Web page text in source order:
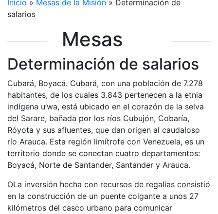
Inicio » Mesas de la Misión » Determinación de
salarios
Mesas
Determinación de salarios
Cubará, Boyacá. Cubará, con una población de 7.278
habitantes, de los cuales 3.843 pertenecen a la etnia
indígena u’wa, está ubicado en el corazón de la selva
del Sarare, bañada por los ríos Cubujón, Cobaría,
Róyota y sus afluentes, que dan origen al caudaloso
río Arauca. Esta región limítrofe con Venezuela, es un
territorio donde se conectan cuatro departamentos:
Boyacá, Norte de Santander, Santander y Arauca.
OLa inversión hecha con recursos de regalías consistió
en la construcción de un puente colgante a unos 27
kilómetros del casco urbano para comunicar